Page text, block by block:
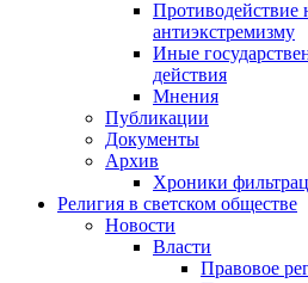
Противодействие
антиэкстремизму
Иные
действия
Мнения
Публикации
Документы
Архив
Хроники
Религия в светском обществе
Новости
Власти
Правовое